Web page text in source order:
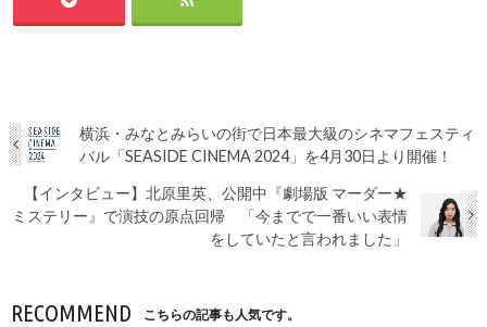
横浜・みなとみらいの街で日本最大級のシネマフェスティ
バル「SEASIDE CINEMA 2024」を4月30日より開催！
【インタビュー】北原里英、公開中『劇場版 マーダー★
ミステリー』で演技の原点回帰 「今までで一番いい表情
をしていたと言われました」
RECOMMEND こちらの記事も人気です。